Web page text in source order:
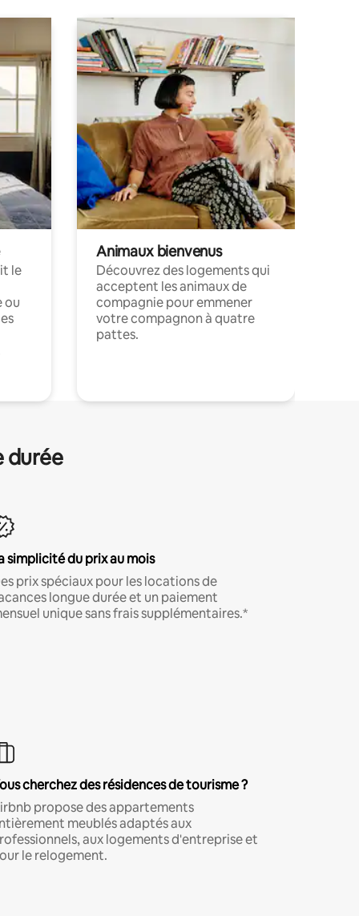
le
ou
Animaux bienvenus
Découvrez des logements qui
acceptent les animaux de
compagnie pour emmener
votre compagnon à quatre
pattes.
durée
simplicité du prix au mois
prix spéciaux pour les locations de
longue durée et un paiement
unique sans frais supplémentaires.*
cherchez des résidences de tourisme ?
propose des appartements
meublés adaptés aux
aux logements d'entreprise et
le relogement.